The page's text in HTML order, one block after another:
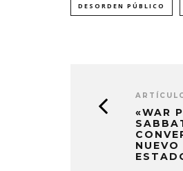
DESORDEN PÚBLICO
«WAR